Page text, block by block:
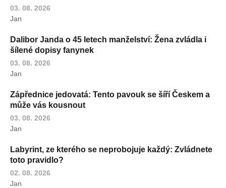
03. 08. 2026
Jan
Dalibor Janda o 45 letech manželství: Žena zvládla i
šílené dopisy fanynek
03. 08. 2026
Jan
Zápřednice jedovatá: Tento pavouk se šíří Českem a
může vás kousnout
03. 08. 2026
Jan
Labyrint, ze kterého se neprobojuje každý: Zvládnete
toto pravidlo?
02. 08. 2026
Jan